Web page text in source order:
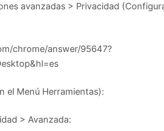
avanzadas > Privacidad
chrome/answer/95647?
el Menú Herramientas):
> Avanzada: